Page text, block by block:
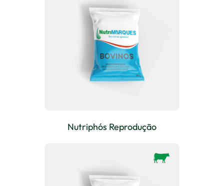
Nutriphós Reprodução